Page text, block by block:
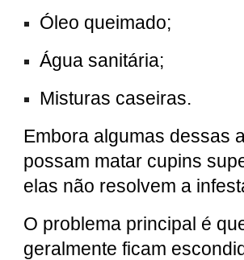
Óleo queimado;
Água sanitária;
Misturas caseiras.
Embora algumas dessas
possam matar cupins
elas não resolvem a
O problema principal é
geralmente ficam